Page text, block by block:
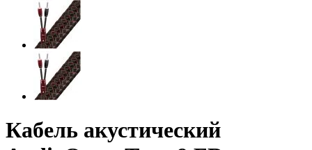
Кабель акустический